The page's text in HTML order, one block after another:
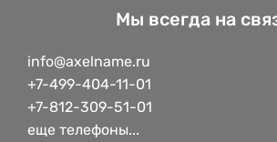
Мы всегда на
info@axelname.ru
+7-499-404-11-01
+7-812-309-51-01
еще телефоны...